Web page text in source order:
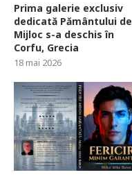
Prima galerie exclusiv
dedicată Pământului de
Mijloc s-a deschis în
Corfu, Grecia
18 mai 2026